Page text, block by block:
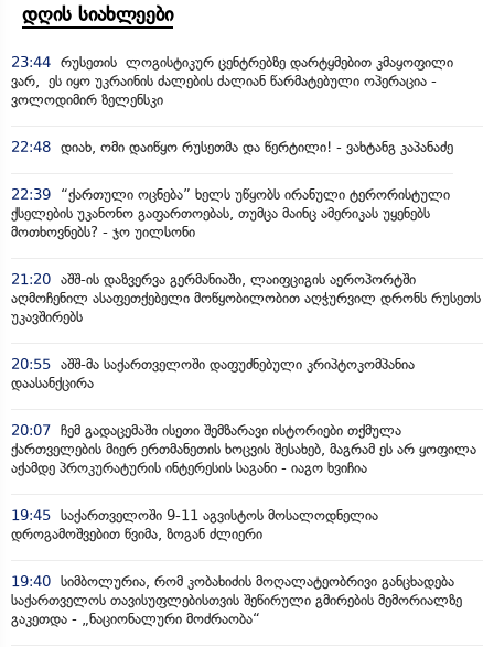
დღის სიახლეები
23:44 რუსეთის ლოგისტიკურ ცენტრებზე დარტყმებით კმაყოფილი
ვარ, ეს იყო უკრაინის ძალების ძალიან წარმატებული ოპერაცია -
ვოლოდიმირ ზელენსკი
22:48 დიახ, ომი დაიწყო რუსეთმა და წერტილი! - ვახტანგ კაპანაძე
22:39
“ქართული ოცნება” ხელს უწყობს ირანული ტერორისტული
ქსელების უკანონო გაფართოებას, თუმცა მაინც ამერიკას უყენებს
მოთხოვნებს? - ჯო უილსონი
21:20 აშშ-ის დაზვერვა გერმანიაში, ლაიფციგის აეროპორტში
აღმოჩენილ ასაფეთქებელი მოწყობილობით აღჭურვილ დრონს რუსეთს
უკავშირებს
20:55 აშშ-მა საქართველოში დაფუძნებული კრიპტოკომპანია
დაასანქცირა
20:07 ჩემ გადაცემაში ისეთი შემზარავი ისტორიები თქმულა
ქართველების მიერ ერთმანეთის ხოცვის შესახებ, მაგრამ ეს არ ყოფილა
აქამდე პროკურატურის ინტერესის საგანი - იაგო ხვიჩია
19:45 საქართველოში 9-11 აგვისტოს მოსალოდნელია
დროგამოშვებით წვიმა, ზოგან ძლიერი
19:40 სიმბოლურია, რომ კობახიძის მოღალატეობრივი განცხადება
საქართველოს თავისუფლებისთვის შეწირული გმირების მემორიალზე
გაკეთდა - „ნაციონალური მოძრაობა“